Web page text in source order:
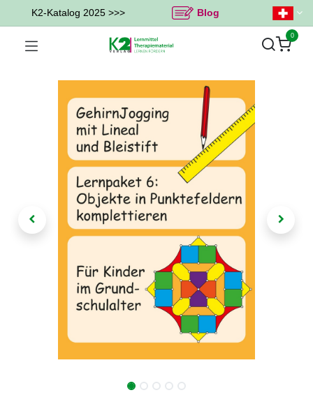
K2-Katalog 2025 >>> Blog
0